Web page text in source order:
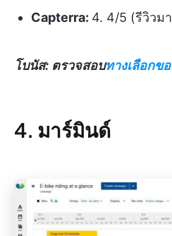
Capterra: 4. 4/5 (รีวิวม
โบนัส: ตรวจสอบทางเลือกข
4. มาร์มินด์